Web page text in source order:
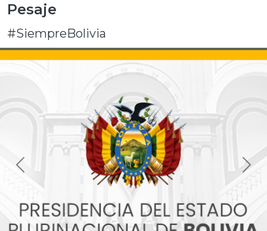
Pesaje
#SiempreBolivia